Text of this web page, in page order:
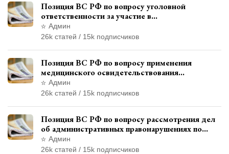
Позиция ВС РФ по вопросу уголовной
ответственности за участие в
террористической организации до
официального признания
Админ
26k статей / 15k подписчиков
Позиция ВС РФ по вопросу применения
медицинского освидетельствования
военнослужащих при увольнении с военной
службы
Админ
26k статей / 15k подписчиков
Позиция ВС РФ по вопросу рассмотрения дел
об административных правонарушениях по
месту жительства и сроков давности
привлечения к ответственности
Админ
26k статей / 15k подписчиков